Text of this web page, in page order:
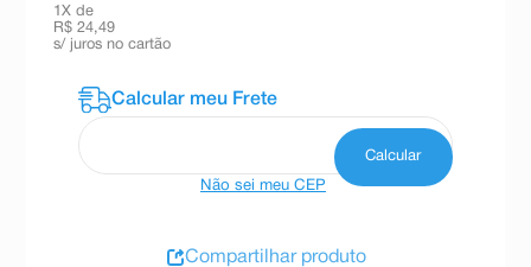
1 X de
R$ 24,49
s/ juros no cartão
Não sei meu CEP
Compartilhar produto